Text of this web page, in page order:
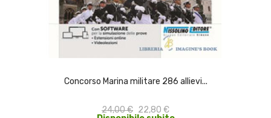
Concorso Marina militare 286 allievi...
24,00 € 22,80 €